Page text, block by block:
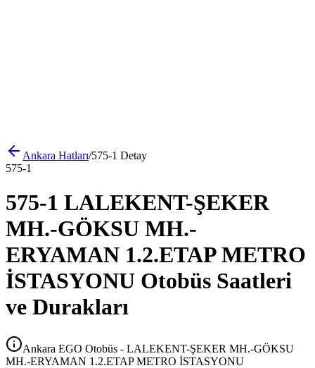
Ankara Hatları/575-1 Detay
575-1
575-1 LALEKENT-ŞEKER
MH.-GÖKSU MH.-
ERYAMAN 1.2.ETAP METRO
İSTASYONU Otobüs Saatleri
ve Durakları
Ankara EGO Otobüs - LALEKENT-ŞEKER MH.-GÖKSU
MH.-ERYAMAN 1.2.ETAP METRO İSTASYONU